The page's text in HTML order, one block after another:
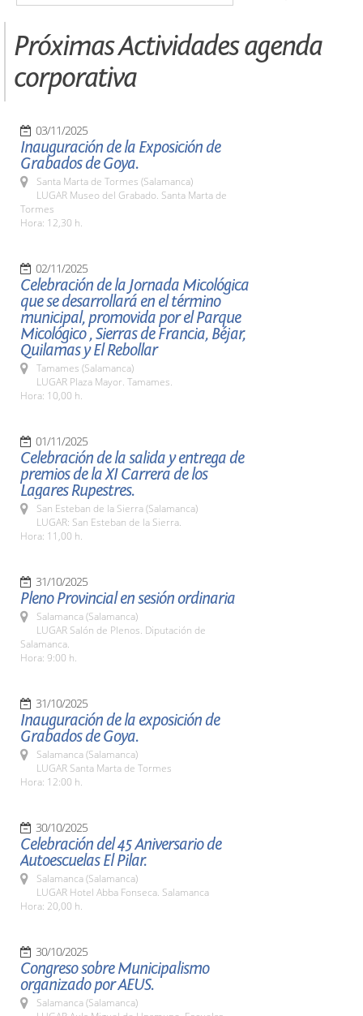
Próximas Actividades agenda
corporativa
03/11/2025
Inauguración de la Exposición de
Grabados de Goya.
Santa Marta de Tormes (Salamanca)
LUGAR Museo del Grabado. Santa Marta de
Tormes
Hora: 12,30 h.
02/11/2025
Celebración de la Jornada Micológica
que se desarrollará en el término
municipal, promovida por el Parque
Micológico , Sierras de Francia, Béjar,
Quilamas y El Rebollar
Tamames (Salamanca)
LUGAR Plaza Mayor. Tamames.
Hora: 10,00 h.
01/11/2025
Celebración de la salida y entrega de
premios de la XI Carrera de los
Lagares Rupestres.
San Esteban de la Sierra (Salamanca)
LUGAR: San Esteban de la Sierra.
Hora: 11,00 h.
31/10/2025
Pleno Provincial en sesión ordinaria
Salamanca (Salamanca)
LUGAR Salón de Plenos. Diputación de
Salamanca.
Hora: 9:00 h.
31/10/2025
Inauguración de la exposición de
Grabados de Goya.
Salamanca (Salamanca)
LUGAR Santa Marta de Tormes
Hora: 12:00 h.
30/10/2025
Celebración del 45 Aniversario de
Autoescuelas El Pilar.
Salamanca (Salamanca)
LUGAR Hotel Abba Fonseca. Salamanca
Hora: 20,00 h.
30/10/2025
Congreso sobre Municipalismo
organizado por AEUS.
Salamanca (Salamanca)